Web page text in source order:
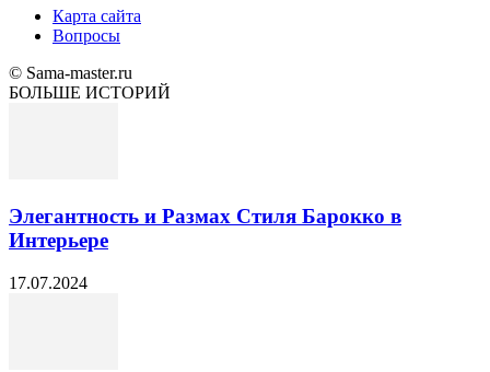
Карта сайта
Вопросы
© Sama-master.ru
БОЛЬШЕ ИСТОРИЙ
Элегантность и Размах Стиля Барокко в
Интерьере
17.07.2024